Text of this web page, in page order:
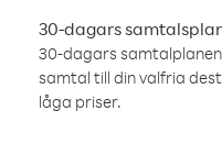
30-dagars
30-dagars
samtal till din valfria
låga priser.